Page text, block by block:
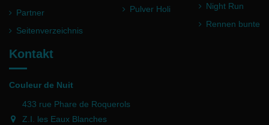
Partner
Seitenverzeichnis
Pulver Holi
Night Run
Rennen bunte
Kontakt
Couleur de Nuit
433 rue Phare de Roquerols
Z.I. les Eaux Blanches